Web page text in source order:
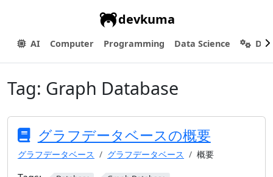
devkuma
AI Computer Programming Data Science
Tag: Graph Database
グラフデータベースの概要
グラフデータベース グラフデータベース 概要